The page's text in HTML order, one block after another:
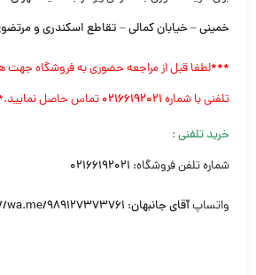
خمینی – خیابان کمالی – تقاطع اسکندری و
***لطفا قبل از مراجعه حضوری به فروشگاه جهت
تلفنی با شماره۰۲۱۶۶۱۹۲۰۲۱تماس حاصل
خرید تلفنی:
شماره تلفن فروشگاه: ۰۲۱۶۶۱۹۲۰۲۱
واتساپآقای جانبهان:
wa.me/989127373761